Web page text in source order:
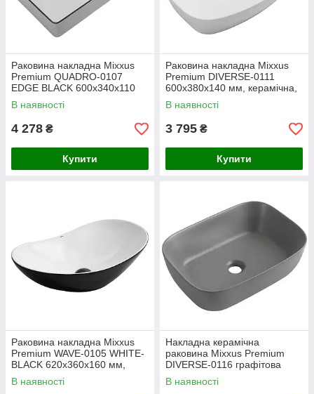
Раковина накладна Mixxus
Premium QUADRO-0107
EDGE BLACK 600х340х110
мм, біло-чорна, прямокутна
(MP6521)
В наявності
4 278 ₴
Купити
Раковина накладна Mixxus
Premium DIVERSE-0111
600х380х140 мм, керамічна,
глянцева, без отвору під
змішувач (MP6561)
В наявності
3 795 ₴
Купити
Раковина накладна Mixxus
Premium WAVE-0105 WHITE-
BLACK 620х360х160 мм,
овальна, біло-чорна
(MP6558)
В наявності
Накладна керамічна
раковина Mixxus Premium
DIVERSE-0116 графітова
матова 455x330x135 мм
В наявності